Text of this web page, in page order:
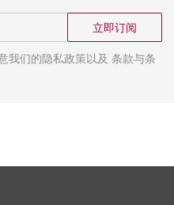
立即订阅
我们的隐私政策以及 条款与条